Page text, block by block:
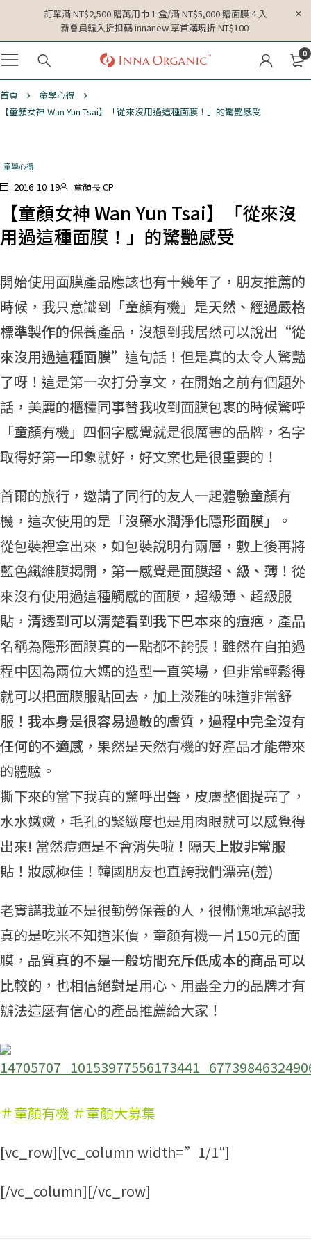
訂單滿 NT$2,500 贈萬用巾 1 盒/滿 NT$5,000 贈面膜 4 入
新會員輸入折扣碼 innanew 享首購現折 NT$100
0
首頁
童學心得
【童顏女神 Wan Yun Tsai】「從來沒用過這種面膜！」的驚艷感受
童學心得
2016-10-19 童顏長 CP
【童顏女神 Wan Yun Tsai】「從來沒
用過這種面膜！」的驚艷感受
開始使用面膜產品應該也有十幾年了，朋友推薦的
時候，我只意識到「童顏有機」是天然、經過嚴格
標準製作的保養產品，沒想到我居然可以說出“從
來沒用過這種面膜”這句話！但是真的太令人驚豔
了呀！這是第一次打分享文，在開始之前有個題外
話，美麗的櫃檯同事替我收到面膜包裹的時候驚呼
「童顏有機」四個字感覺就是很厲害的品牌，名字
取得好第一印象就好，好文案也是很重要的！
首爾的旅行，邀請了同行的友人一起體驗童顏有
機，這次使用的是「沒藥水潤淨化隱形面膜」。
從包裝裡拿出來，如包裝說明有兩層，敷上後再將
藍色纖維膜揭開，第一感覺是面膜超、級、薄 ！從
來沒有使用過這種觸感的面膜，超級薄、超級服
貼， 清透到可以清楚看到我下巴本來的痘疤 ，產品
名稱為隱形面膜真的一點都不誇張！ 雖然在自拍過
程中因為兩位大媽的造型一直笑場，但非常輕鬆得
就可以把面膜服貼回去，加上淡雅的味道非常舒
服！ 我本身是很容易過敏的膚質，過程中完全沒有
任何的不適感 ，果然是天然有機的好產品才能帶來
的體驗。
撕下來的當下我真的驚呼出聲，皮膚整個提亮了，
水水嫩嫩，毛孔的緊緻度也是用肉眼就可以感覺得
出來! 當然痘疤是不會消失啦！ 隔天上妝非常服
貼 ！妝感極佳！韓國朋友也直誇我們漂亮(羞)
老實講我並不是很勤勞保養的人，很慚愧地承認我
真的是吃米不知道米價，童顏有機一片150元的面
膜， 品質真的不是一般坊間充斥低成本的商品可以
比較的 ，也相信絕對是用心、用盡全力的品牌才有
辦法這麼有信心的產品推薦給大家！
＃童顏有機 ＃童顏大募集
[vc_row][vc_column width=”1/1″]
[/vc_column][/vc_row]